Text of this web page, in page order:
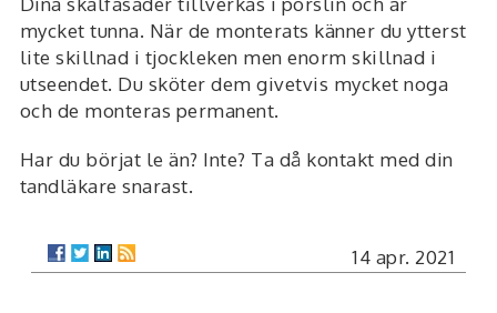
mycket tunna. När de monterats känner du ytterst
lite skillnad i tjockleken men enorm skillnad i
utseendet. Du sköter dem givetvis mycket noga
och de monteras permanent.
Har du börjat le än? Inte? Ta då kontakt med din
tandläkare snarast.
14 apr. 2021